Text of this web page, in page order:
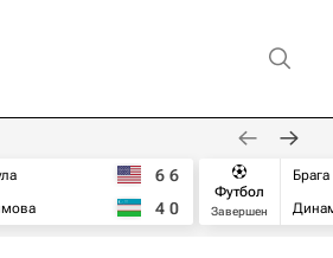
6 6
4 0
Футбол
Завершен
Брага